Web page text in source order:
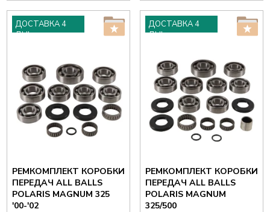
ДОСТАВКА 4
ДНІ
РЕМКОМПЛЕКТ КОРОБКИ
ПЕРЕДАЧ ALL BALLS
POLARIS MAGNUM 325
'00-'02
ДОСТАВКА 4
ДНІ
РЕМКОМПЛЕКТ КОРОБКИ
ПЕРЕДАЧ ALL BALLS
POLARIS MAGNUM
325/500